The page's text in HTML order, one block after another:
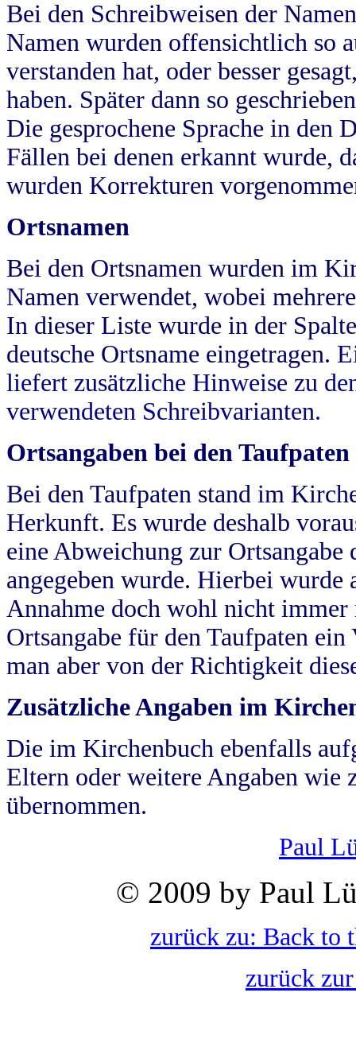
Bei den Schreibweisen der
Namen wurden offensichtlich so
verstanden hat, oder besser
haben. Später dann so
Die gesprochene Sprache in
Fällen bei denen erkannt wurde,
wurden Korrekturen
Ortsnamen
Bei den Ortsnamen wurden im
Namen verwendet, wobei
In dieser Liste wurde in der
deutsche Ortsname eingetragen.
liefert zusätzliche Hinweise zu
verwendeten Schreibvarianten.
Ortsangaben bei den Taufpaten
Bei den Taufpaten stand im
Herkunft. Es wurde deshalb
eine Abweichung zur
angegeben wurde. Hierbei wurde
Annahme doch wohl nicht
Ortsangabe für den Taufpaten
man aber von der Richtigkeit
Zusätzliche Angaben im
Die im Kirchenbuch ebenfalls
Eltern oder weitere Angaben wie
übernommen.
Paul
© 2009 by Paul
zurück zu: Back to
zurück